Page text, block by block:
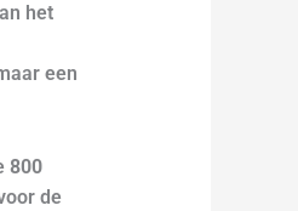
het
een
800
de